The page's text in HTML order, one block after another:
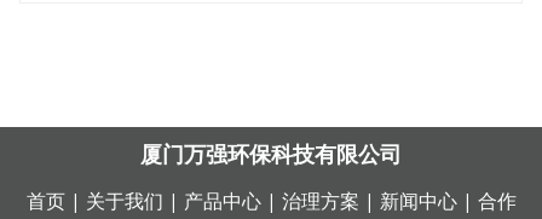
厦门万强环保科技有限公司
首页| 关于我们 | 产品中心| 治理方案 | 新闻中心| 合作